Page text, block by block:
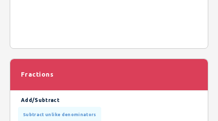
Fractions
Add/Subtract
Subtract unlike denominators